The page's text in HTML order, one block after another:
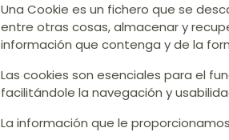
Una Cookie es un fichero que se
entre otras cosas, almacenar y
información que contenga y de la
Las cookies son esenciales para el
facilitándole la navegación y
​La información que le